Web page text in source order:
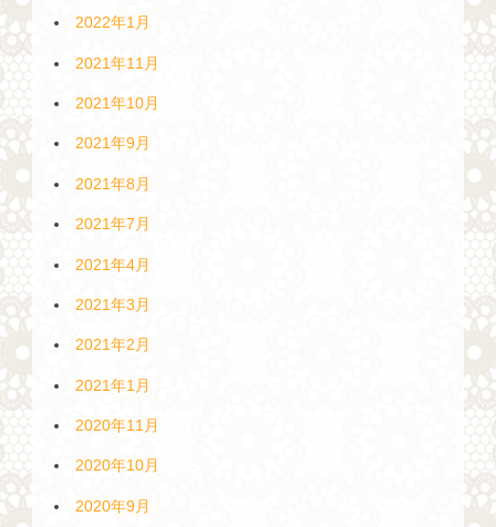
2022年1月
2021年11月
2021年10月
2021年9月
2021年8月
2021年7月
2021年4月
2021年3月
2021年2月
2021年1月
2020年11月
2020年10月
2020年9月